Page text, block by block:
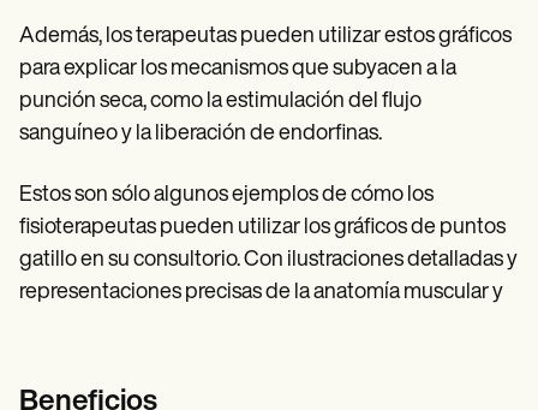
Además, los terapeutas pueden utilizar estos gráficos
para explicar los mecanismos que subyacen a la
punción seca, como la estimulación del flujo
sanguíneo y la liberación de endorfinas.
Estos son sólo algunos ejemplos de cómo los
fisioterapeutas pueden utilizar los gráficos de puntos
gatillo en su consultorio. Con ilustraciones detalladas y
representaciones precisas de la anatomía muscular y
Beneficios